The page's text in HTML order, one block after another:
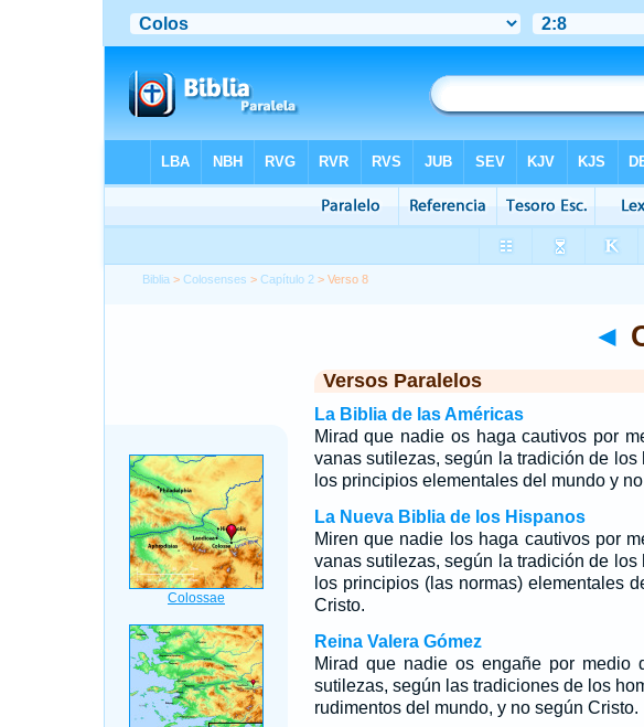
Biblia >Colosenses >Capítulo 2 > Verso 8
◄
Versos Paralelos
La Biblia de las Américas
Mirad que nadie os haga cautivos por
vanas sutilezas, según la tradición de los
los principios elementales del mundo y
La Nueva Biblia de los Hispanos
Miren que nadie los haga cautivos por
vanas sutilezas, según la tradición de los
los principios (las normas) elementales
Cristo.
Reina Valera Gómez
Mirad que nadie os engañe por medio
sutilezas, según las tradiciones de los
rudimentos del mundo, y no según Cristo.